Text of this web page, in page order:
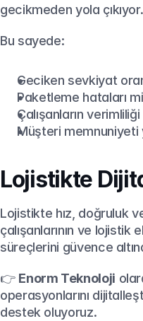
gecikmeden yola çıkıyor.
Bu sayede:
Geciken sevkiyat
Paketleme hataları
Çalışanların
Müşteri memnuniyeti
Lojistikte
Lojistikte hız, doğruluk
çalışanlarının ve
süreçlerini güvence
👉 Enorm Teknoloji
operasyonlarını
destek oluyoruz.